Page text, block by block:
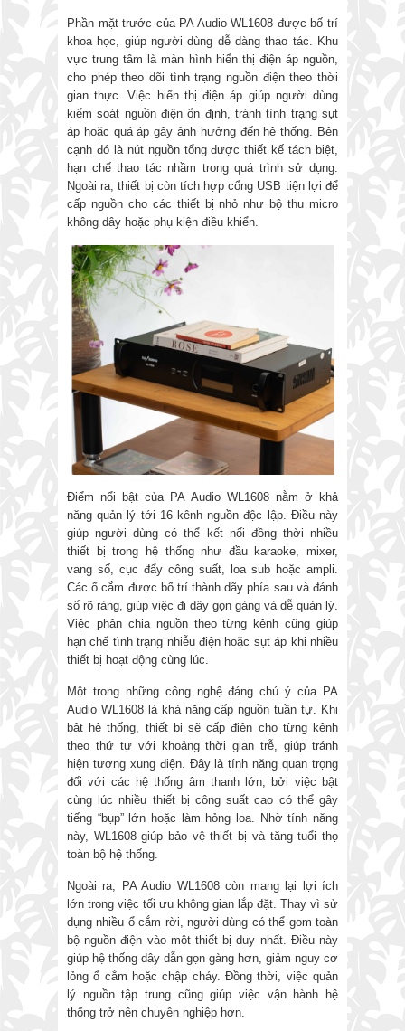
Phần mặt trước của PA Audio WL1608 được bố trí
khoa học, giúp người dùng dễ dàng thao tác. Khu
vực trung tâm là màn hình hiển thị điện áp nguồn,
cho phép theo dõi tình trạng nguồn điện theo thời
gian thực. Việc hiển thị điện áp giúp người dùng
kiểm soát nguồn điện ổn định, tránh tình trạng sụt
áp hoặc quá áp gây ảnh hưởng đến hệ thống. Bên
cạnh đó là nút nguồn tổng được thiết kế tách biệt,
hạn chế thao tác nhầm trong quá trình sử dụng.
Ngoài ra, thiết bị còn tích hợp cổng USB tiện lợi để
cấp nguồn cho các thiết bị nhỏ như bộ thu micro
không dây hoặc phụ kiện điều khiển.
Điểm nổi bật của PA Audio WL1608 nằm ở khả
năng quản lý tới 16 kênh nguồn độc lập. Điều này
giúp người dùng có thể kết nối đồng thời nhiều
thiết bị trong hệ thống như đầu karaoke, mixer,
vang số, cục đẩy công suất, loa sub hoặc ampli.
Các ổ cắm được bố trí thành dãy phía sau và đánh
số rõ ràng, giúp việc đi dây gọn gàng và dễ quản lý.
Việc phân chia nguồn theo từng kênh cũng giúp
hạn chế tình trạng nhiễu điện hoặc sụt áp khi nhiều
thiết bị hoạt động cùng lúc.
Một trong những công nghệ đáng chú ý của PA
Audio WL1608 là khả năng cấp nguồn tuần tự. Khi
bật hệ thống, thiết bị sẽ cấp điện cho từng kênh
theo thứ tự với khoảng thời gian trễ, giúp tránh
hiện tượng xung điện. Đây là tính năng quan trọng
đối với các hệ thống âm thanh lớn, bởi việc bật
cùng lúc nhiều thiết bị công suất cao có thể gây
tiếng “bụp” lớn hoặc làm hỏng loa. Nhờ tính năng
này, WL1608 giúp bảo vệ thiết bị và tăng tuổi thọ
toàn bộ hệ thống.
Ngoài ra, PA Audio WL1608 còn mang lại lợi ích
lớn trong việc tối ưu không gian lắp đặt. Thay vì sử
dụng nhiều ổ cắm rời, người dùng có thể gom toàn
bộ nguồn điện vào một thiết bị duy nhất. Điều này
giúp hệ thống dây dẫn gọn gàng hơn, giảm nguy cơ
lỏng ổ cắm hoặc chập cháy. Đồng thời, việc quản
lý nguồn tập trung cũng giúp việc vận hành hệ
thống trở nên chuyên nghiệp hơn.